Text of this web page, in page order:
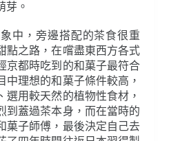
芽。
中，旁邊搭配的茶食很重
點之路，在嚐盡東西方各式
京都時吃到的和菓子最符合
中理想的和菓子條件較高，
選用較天然的植物性食材，
到蓋過茶本身，而在當時的
菓子師傅，最後決定自己去